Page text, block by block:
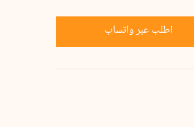
اطلب عبر واتساب